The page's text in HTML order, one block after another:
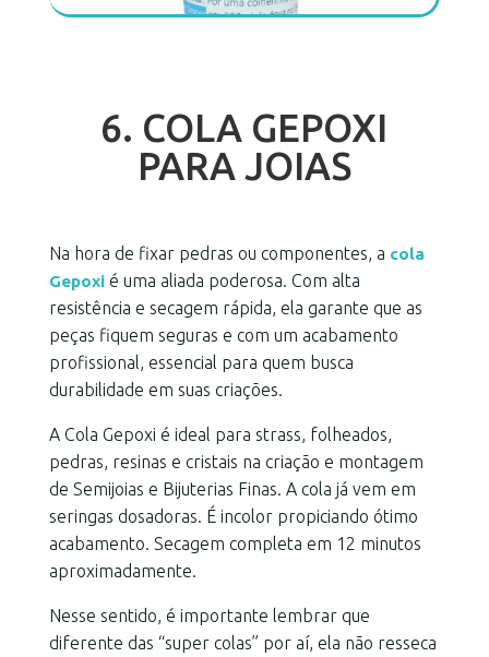
6. COLA GEPOXI
PARA JOIAS
Na hora de fixar pedras ou componentes, a cola
Gepoxié uma aliada poderosa. Com alta
resistência e secagem rápida, ela garante que as
peças fiquem seguras e com um acabamento
profissional, essencial para quem busca
durabilidade em suas criações.
A Cola Gepoxi é ideal para strass, folheados,
pedras, resinas e cristais na criação e montagem
de Semijoias e Bijuterias Finas. A cola já vem em
seringas dosadoras. É incolor propiciando ótimo
acabamento. Secagem completa em 12 minutos
aproximadamente.
Nesse sentido, é importante lembrar que
diferente das “super colas” por aí, ela não resseca